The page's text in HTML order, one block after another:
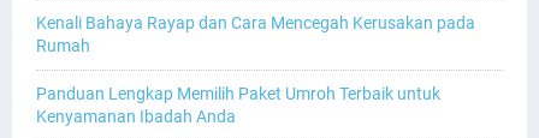
Kenali Bahaya Rayap dan Cara Mencegah Kerusakan pada
Rumah
Panduan Lengkap Memilih Paket Umroh Terbaik untuk
Kenyamanan Ibadah Anda